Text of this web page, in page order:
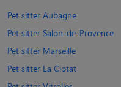
Pet sitter Aubagne
Pet sitter Salon-de-Provence
Pet sitter Marseille
Pet sitter La Ciotat